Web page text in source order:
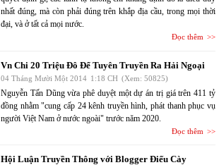
nhất đúng, mà còn phải đúng trên khắp địa cầu, trong mọi thời
đại, và ở tất cả mọi nước.
Đọc thêm
Vn Chi 20 Triệu Đô Để Tuyên Truyền Ra Hải Ngoại
04 Tháng Mười Một 2014 1:18 CH (Xem: 50825)
Nguyễn Tấn Dũng vừa phê duyệt một dự án trị giá trên 411 tỷ
đồng nhằm "cung cấp 24 kênh truyền hình, phát thanh phục vụ
người Việt Nam ở nước ngoài" trước năm 2020.
Đọc thêm
Hội Luận Truyền Thông với Blogger Điếu Cày